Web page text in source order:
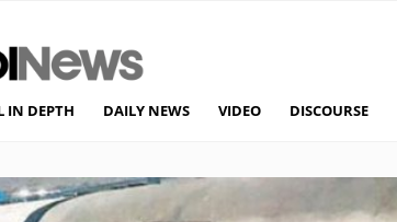
IN DEPTH DAILY NEWS VIDEO DISCOURSE